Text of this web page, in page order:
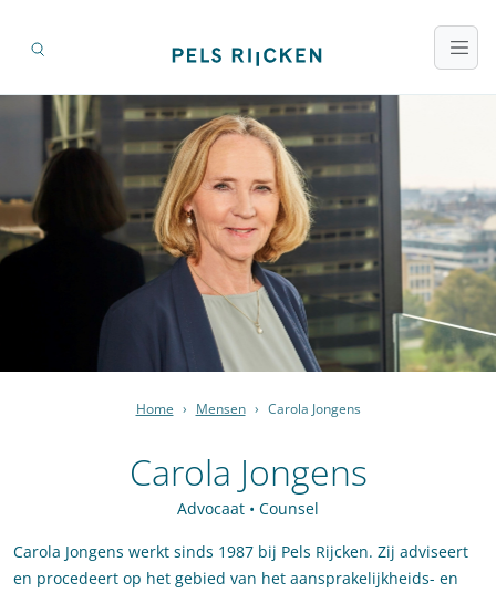
Home › Mensen › Carola Jongens
Carola Jongens
Advocaat • Counsel
Carola Jongens werkt sinds 1987 bij Pels Rijcken. Zij adviseert
en procedeert op het gebied van het aansprakelijkheids- en